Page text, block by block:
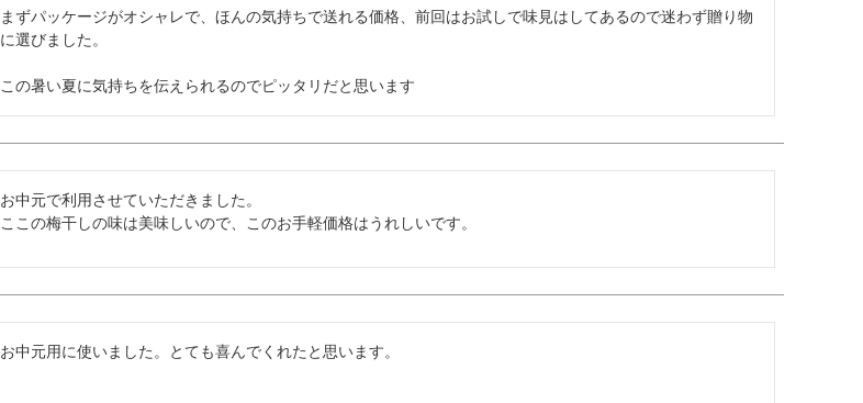
まずパッケージがオシャレで、ほんの気持ちで送れる価格、前回はお試しで味見はしてあるので迷わず贈り物
に選びました。
この暑い夏に気持ちを伝えられるのでピッタリだと思います
お中元で利用させていただきました。
ここの梅干しの味は美味しいので、このお手軽価格はうれしいです。
お中元用に使いました。とても喜んでくれたと思います。